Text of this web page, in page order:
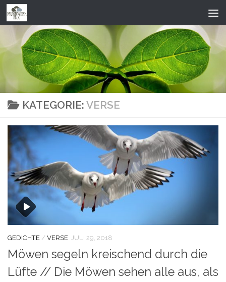
Zum Inhalt springen
KATEGORIE: VERSE
GEDICHTE / VERSE JULI 29, 2018
Möwen segeln kreischend durch die
Lüfte // Die Möwen sehen alle aus, als